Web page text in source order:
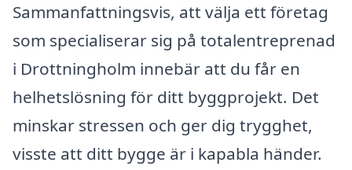
Sammanfattningsvis, att välja ett företag
som specialiserar sig på totalentreprenad
i Drottningholm innebär att du får en
helhetslösning för ditt byggprojekt. Det
minskar stressen och ger dig trygghet,
visste att ditt bygge är i kapabla händer.